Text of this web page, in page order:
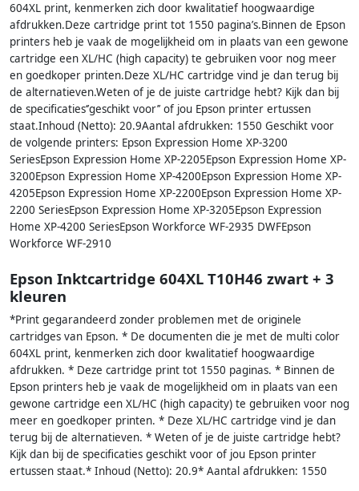
604XL print, kenmerken zich door kwalitatief hoogwaardige
afdrukken.Deze cartridge print tot 1550 pagina’s.Binnen de Epson
printers heb je vaak de mogelijkheid om in plaats van een gewone
cartridge een XL/HC (high capacity) te gebruiken voor nog meer
en goedkoper printen.Deze XL/HC cartridge vind je dan terug bij
de alternatieven.Weten of je de juiste cartridge hebt? Kijk dan bij
de specificaties‘’geschikt voor’’ of jou Epson printer ertussen
staat.Inhoud (Netto): 20.9Aantal afdrukken: 1550 Geschikt voor
de volgende printers: Epson Expression Home XP-3200
SeriesEpson Expression Home XP-2205Epson Expression Home XP-
3200Epson Expression Home XP-4200Epson Expression Home XP-
4205Epson Expression Home XP-2200Epson Expression Home XP-
2200 SeriesEpson Expression Home XP-3205Epson Expression
Home XP-4200 SeriesEpson Workforce WF-2935 DWFEpson
Workforce WF-2910
Epson Inktcartridge 604XL T10H46 zwart + 3
kleuren
*Print gegarandeerd zonder problemen met de originele
cartridges van Epson. * De documenten die je met de multi color
604XL print, kenmerken zich door kwalitatief hoogwaardige
afdrukken. * Deze cartridge print tot 1550 paginas. * Binnen de
Epson printers heb je vaak de mogelijkheid om in plaats van een
gewone cartridge een XL/HC (high capacity) te gebruiken voor nog
meer en goedkoper printen. * Deze XL/HC cartridge vind je dan
terug bij de alternatieven. * Weten of je de juiste cartridge hebt?
Kijk dan bij de specificaties geschikt voor of jou Epson printer
ertussen staat.* Inhoud (Netto): 20.9* Aantal afdrukken: 1550